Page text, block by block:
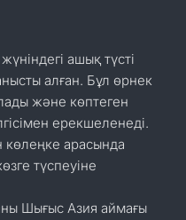
ашық түсті
алған. Бұл өрнек
және көптеген
ерекшеленеді.
көлеңке арасында
түспеуіне
Шығыс Азия аймағы